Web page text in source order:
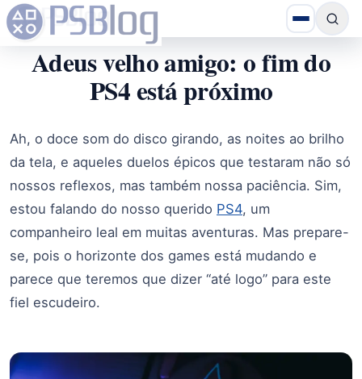
Adeus velho amigo: o fim do
PS4 está próximo
Ah, o doce som do disco girando, as noites ao brilho
da tela, e aqueles duelos épicos que testaram não só
nossos reflexos, mas também nossa paciência. Sim,
estou falando do nosso querido PS4, um
companheiro leal em muitas aventuras. Mas prepare-
se, pois o horizonte dos games está mudando e
parece que teremos que dizer “até logo” para este
fiel escudeiro.